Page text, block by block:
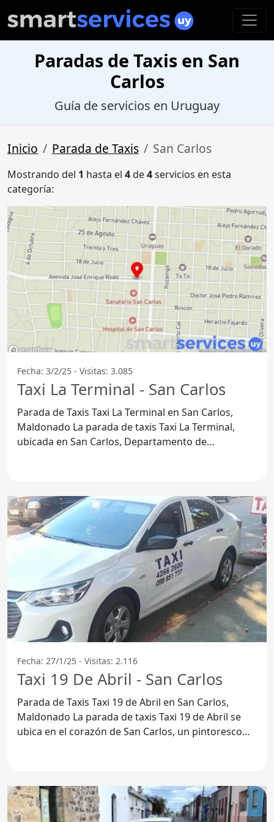
Paradas de Taxis en San
Carlos
Guía de servicios en Uruguay
Inicio Parada de Taxis San Carlos
Mostrando del 1 hasta el 4de4servicios en esta
categoría:
Fecha: 3/2/25 - Visitas: 3.085
Taxi La Terminal - San Carlos
Parada de Taxis Taxi La Terminal en San Carlos,
Maldonado La parada de taxis Taxi La Terminal,
ubicada en San Carlos, Departamento de
Fecha: 27/1/25 - Visitas: 2.116
Taxi 19 De Abril - San Carlos
Parada de Taxis Taxi 19 de Abril en San Carlos,
Maldonado La parada de taxis Taxi 19 de Abril se
ubica en el corazón de San Carlos, un pintoresco